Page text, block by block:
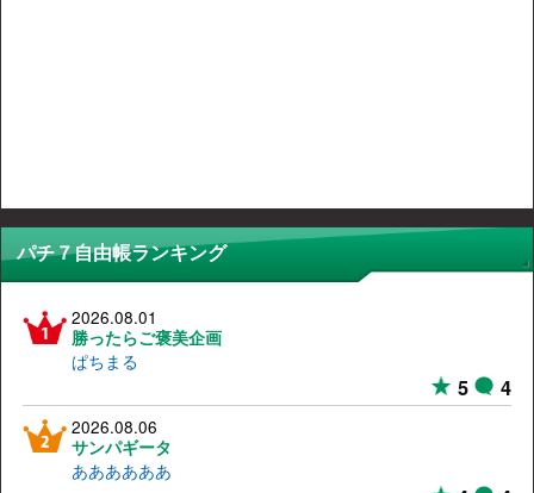
パチ７自由帳ランキング
2026.08.01
勝ったらご褒美企画
ぱちまる
5 4
2026.08.06
サンパギータ
ああああああ